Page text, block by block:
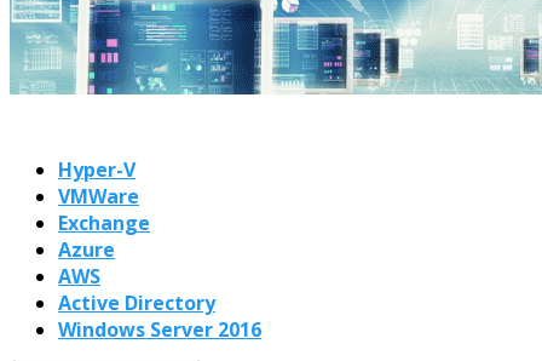
Hyper-V
VMWare
Exchange
Azure
AWS
Active Directory
Windows Server 2016